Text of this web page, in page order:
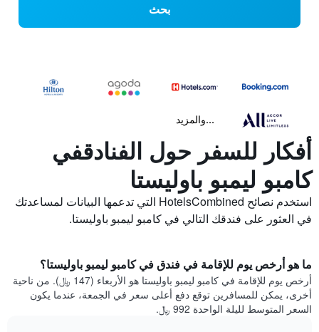
بحث
...والمزيد
أفكار للسفر حول الفنادقفي
كامبو ليمبو باوليستا
استخدم نصائح HotelsCombined التي تدعمها البيانات لمساعدتك
في العثور على فندقك التالي في كامبو ليمبو باوليستا.
ما هو أرخص يوم للإقامة في فندق في كامبو ليمبو باوليستا؟
أرخص يوم للإقامة في كامبو ليمبو باوليستا هو الأربعاء (147 ﷼). من ناحية
أخرى، يمكن للمسافرين توقع دفع أعلى سعر في الجمعة، عندما يكون
السعر المتوسط لليلة الواحدة 992 ﷼.